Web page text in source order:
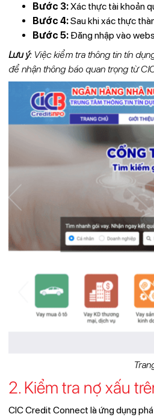
Bước 3:Xác thực tài khoản
Bước 4:Sau khi xác thực
Bước 5:Đăng nhập vào
Lưu ý: Việc kiểm tra thông tin tín
để nhận thông báo quan trọng từ
2. Kiểm tra nợ xấu
CIC Credit Connect là ứng dụng